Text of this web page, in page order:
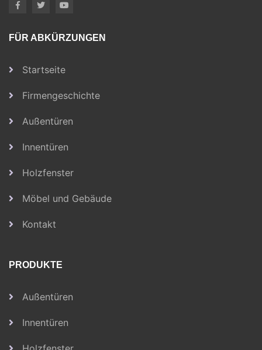
FÜR ABKÜRZUNGEN
Startseite
Firmengeschichte
Außentüren
Innentüren
Holzfenster
Möbel und Gebäude
Kontakt
PRODUKTE
Außentüren
Innentüren